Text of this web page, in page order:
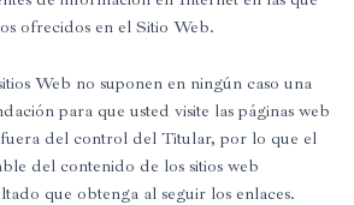
ofrecidos en el Sitio Web.
Web no suponen en ningún caso una
para que usted visite las páginas web
fuera del control del Titular, por lo que el
del contenido de los sitios web
que obtenga al seguir los enlaces.